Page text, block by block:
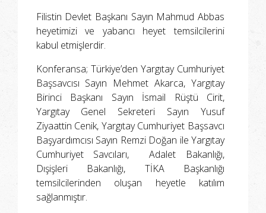
Filistin Devlet Başkanı Sayın Mahmud Abbas
heyetimizi ve yabancı heyet temsilcilerini
kabul etmişlerdir.
Konferansa; Türkiye’den Yargıtay Cumhuriyet
Başsavcısı Sayın Mehmet Akarca, Yargıtay
Birinci Başkanı Sayın İsmail Rüştü Cirit,
Yargıtay Genel Sekreteri Sayın Yusuf
Ziyaattin Cenik, Yargıtay Cumhuriyet Başsavcı
Başyardımcısı Sayın Remzi Doğan ile Yargıtay
Cumhuriyet Savcıları, Adalet Bakanlığı,
Dışişleri Bakanlığı, TİKA Başkanlığı
temsilcilerinden oluşan heyetle katılım
sağlanmıştır.